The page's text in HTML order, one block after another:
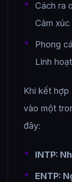
Cách ra
Cảm xúc
Phong
Linh
Khi kết
vào một
đây:
INTP:
ENTP: